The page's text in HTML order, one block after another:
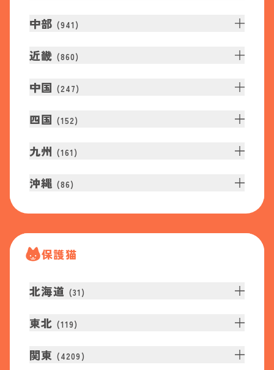
中部 (941 )
近畿 (860)
中国 (247)
四国 (152)
九州 (161 )
沖縄 (86)
保護猫
北海道 (31 )
東北 (119)
関東 (4209 )